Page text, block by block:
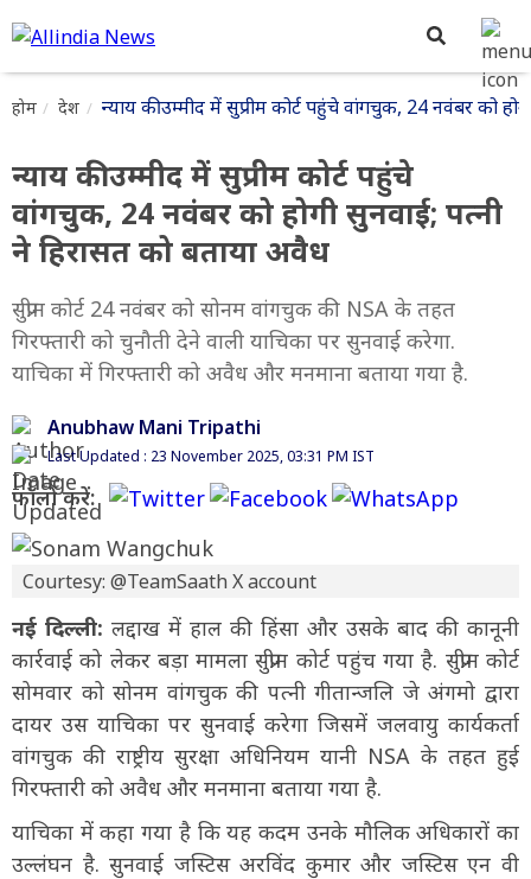
होम देश न्याय की उम्मीद में सुप्रीम कोर्ट पहुंचे वांगचुक, 24 नवंबर को
न्याय की उम्मीद में सुप्रीम कोर्ट पहुंचे
वांगचुक, 24 नवंबर को होगी सुनवाई; पत्नी
ने हिरासत को बताया अवैध
सुप्रीम कोर्ट 24 नवंबर को सोनम वांगचुक की NSA के तहत
गिरफ्तारी को चुनौती देने वाली याचिका पर सुनवाई करेगा.
याचिका में गिरफ्तारी को अवैध और मनमाना बताया गया है.
Anubhaw Mani Tripathi
Last Updated : 23 November 2025, 03:31 PM IST
फॉलो करें:
Courtesy: @TeamSaath X account
नई दिल्ली: लद्दाख में हाल की हिंसा और उसके बाद की कानूनी
कार्रवाई को लेकर बड़ा मामला सुप्रीम कोर्ट पहुंच गया है. सुप्रीम कोर्ट
सोमवार को सोनम वांगचुक की पत्नी गीतान्जलि जे अंगमो द्वारा
दायर उस याचिका पर सुनवाई करेगा जिसमें जलवायु कार्यकर्ता
वांगचुक की राष्ट्रीय सुरक्षा अधिनियम यानी NSA के तहत हुई
गिरफ्तारी को अवैध और मनमाना बताया गया है.
याचिका में कहा गया है कि यह कदम उनके मौलिक अधिकारों का
उल्लंघन है. सुनवाई जस्टिस अरविंद कुमार और जस्टिस एन वी